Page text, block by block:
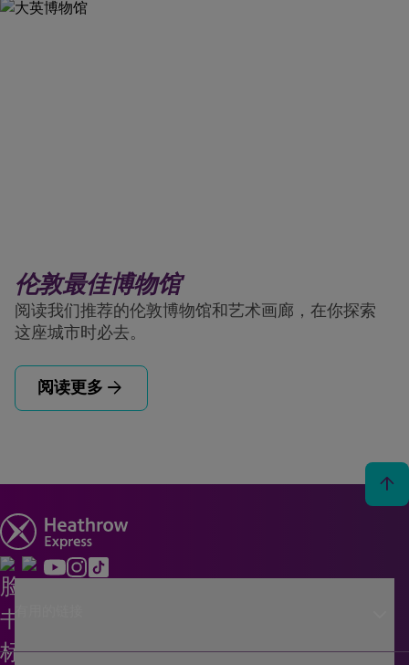
伦敦最佳博物馆
阅读我们推荐的伦敦博物馆和艺术画廊，在你探索
这座城市时必去。
阅读更多 arrow_forward
arrow_upward